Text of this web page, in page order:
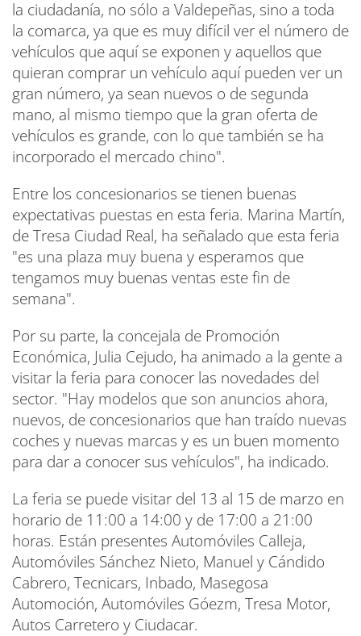
la ciudadanía, no sólo a Valdepeñas, sino a toda
la comarca, ya que es muy difícil ver el número de
vehículos que aquí se exponen y aquellos que
quieran comprar un vehículo aquí pueden ver un
gran número, ya sean nuevos o de segunda
mano, al mismo tiempo que la gran oferta de
vehículos es grande, con lo que también se ha
incorporado el mercado chino".
Entre los concesionarios se tienen buenas
expectativas puestas en esta feria. Marina Martín,
de Tresa Ciudad Real, ha señalado que esta feria
"es una plaza muy buena y esperamos que
tengamos muy buenas ventas este fin de
semana".
Por su parte, la concejala de Promoción
Económica, Julia Cejudo, ha animado a la gente a
visitar la feria para conocer las novedades del
sector. "Hay modelos que son anuncios ahora,
nuevos, de concesionarios que han traído nuevas
coches y nuevas marcas y es un buen momento
para dar a conocer sus vehículos", ha indicado.
La feria se puede visitar del 13 al 15 de marzo en
horario de 11:00 a 14:00 y de 17:00 a 21:00
horas. Están presentes Automóviles Calleja,
Automóviles Sánchez Nieto, Manuel y Cándido
Cabrero, Tecnicars, Inbado, Masegosa
Automoción, Automóviles Góezm, Tresa Motor,
Autos Carretero y Ciudacar.